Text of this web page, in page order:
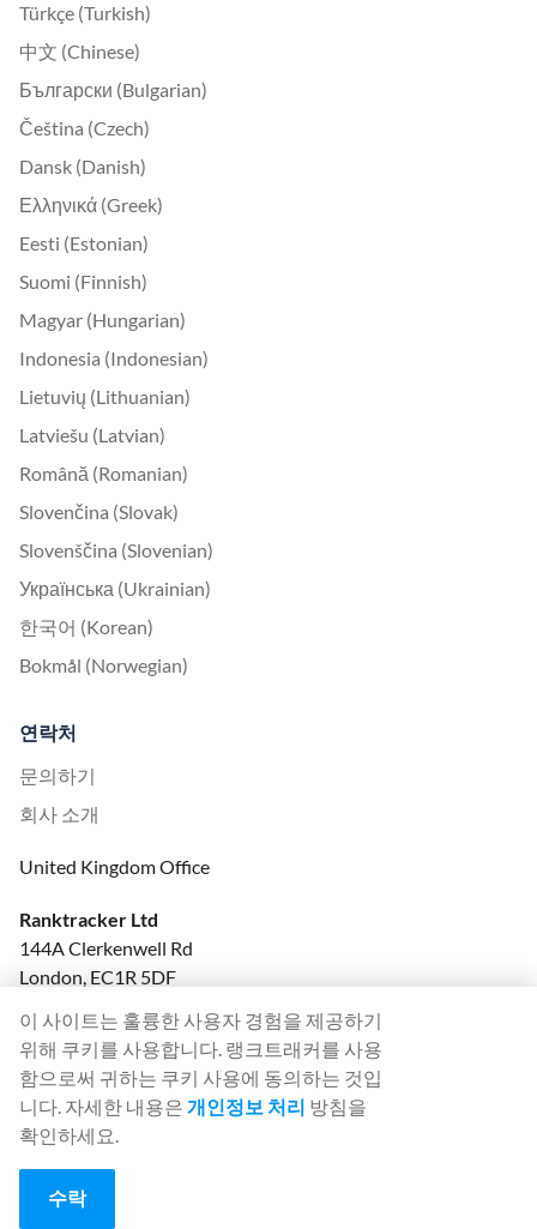
Türkçe (Turkish)
中文 (Chinese)
Български (Bulgarian)
Čeština (Czech)
Dansk (Danish)
Ελληνικά (Greek)
Eesti (Estonian)
Suomi (Finnish)
Magyar (Hungarian)
Indonesia (Indonesian)
Lietuvių (Lithuanian)
Latviešu (Latvian)
Română (Romanian)
Slovenčina (Slovak)
Slovenščina (Slovenian)
Українська (Ukrainian)
한국어 (Korean)
Bokmål (Norwegian)
연락처
문의하기
회사 소개
United Kingdom Office
Ranktracker Ltd
144A Clerkenwell Rd
London, EC1R 5DF
felix@ranktracker.com
2015 -
이 사이트는 훌륭한 사용자 경험을 제공하기
위해 쿠키를 사용합니다. 랭크트래커를 사용
함으로써 귀하는 쿠키 사용에 동의하는 것입
니다. 자세한 내용은 개인정보 처리 방침을
확인하세요.
수락